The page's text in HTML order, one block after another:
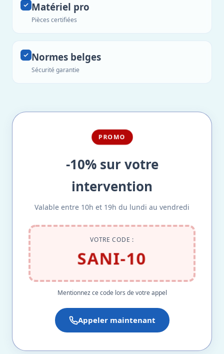
Matériel pro
Pièces certifiées
Normes belges
Sécurité garantie
PROMO
-10% sur votre
intervention
Valable entre 10h et 19h du lundi au vendredi
VOTRE CODE :
SANI-10
Mentionnez ce code lors de votre appel
Appeler maintenant